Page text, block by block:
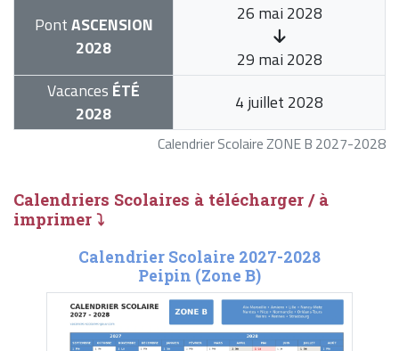
Calendrier Scolaire ZONE B 2027-2028
PontASCENSION
2028
26 mai 2028
29 mai 2028
Vacances ÉTÉ
2028
4 juillet 2028
Calendriers Scolaires à télécharger / à
imprimer ⤵
Calendrier Scolaire 2027-2028
Peipin (Zone B)